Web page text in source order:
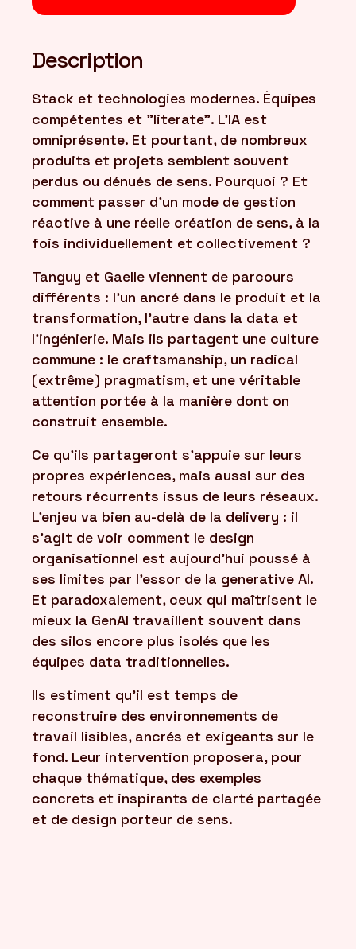
Description
Stack et technologies modernes. Équipes
compétentes et "literate". L’IA est
omniprésente. Et pourtant, de nombreux
produits et projets semblent souvent
perdus ou dénués de sens. Pourquoi ? Et
comment passer d’un mode de gestion
réactive à une réelle création de sens, à la
fois individuellement et collectivement ?
Tanguy et Gaelle viennent de parcours
différents : l’un ancré dans le produit et la
transformation, l’autre dans la data et
l’ingénierie. Mais ils partagent une culture
commune : le craftsmanship, un radical
(extrême) pragmatism, et une véritable
attention portée à la manière dont on
construit ensemble.
Ce qu’ils partageront s’appuie sur leurs
propres expériences, mais aussi sur des
retours récurrents issus de leurs réseaux.
L’enjeu va bien au-delà de la delivery : il
s’agit de voir comment le design
organisationnel est aujourd’hui poussé à
ses limites par l’essor de la generative AI.
Et paradoxalement, ceux qui maîtrisent le
mieux la GenAI travaillent souvent dans
des silos encore plus isolés que les
équipes data traditionnelles.
Ils estiment qu’il est temps de
reconstruire des environnements de
travail lisibles, ancrés et exigeants sur le
fond. Leur intervention proposera, pour
chaque thématique, des exemples
concrets et inspirants de clarté partagée
et de design porteur de sens.